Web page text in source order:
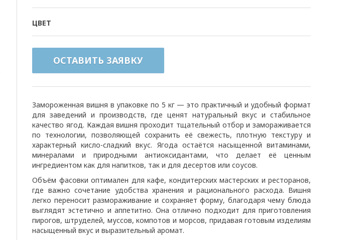
ЦВЕТ
ОСТАВИТЬ ЗАЯВКУ
Замороженная вишня в упаковке по 5 кг — это практичный и удобный формат
для заведений и производств, где ценят натуральный вкус и стабильное
качество ягод. Каждая вишня проходит тщательный отбор и замораживается
по технологии, позволяющей сохранить её свежесть, плотную текстуру и
характерный кисло-сладкий вкус. Ягода остаётся насыщенной витаминами,
минералами и природными антиоксидантами, что делает её ценным
ингредиентом как для напитков, так и для десертов или соусов.
Объём фасовки оптимален для кафе, кондитерских мастерских и ресторанов,
где важно сочетание удобства хранения и рационального расхода. Вишня
легко переносит размораживание и сохраняет форму, благодаря чему блюда
выглядят эстетично и аппетитно. Она отлично подходит для приготовления
пирогов, штруделей, муссов, компотов и морсов, придавая готовым изделиям
насыщенный вкус и выразительный аромат.